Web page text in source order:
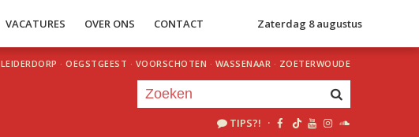
VACATURES OVER ONS CONTACT Zaterdag 8 augustus
LEIDERDORP · OEGSTGEEST · VOORSCHOTEN · WASSENAAR · ZOETERWOUDE
TIPS?! ·